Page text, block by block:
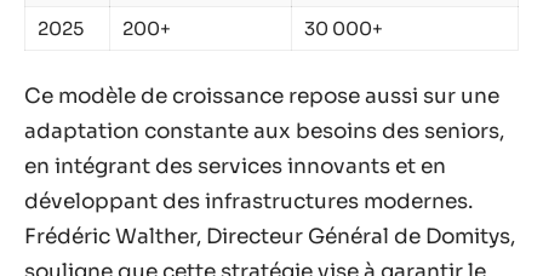
2025
200+ 30 000+
Ce modèle de croissance repose aussi sur une
adaptation constante aux besoins des seniors,
en intégrant des services innovants et en
développant des infrastructures modernes.
Frédéric Walther, Directeur Général de Domitys,